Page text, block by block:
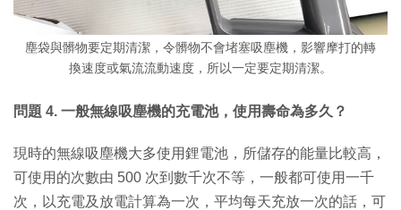
塵袋與髒物要定期清潔，令髒物不會堵塞吸塵機，影響摩打的轉
換速度或氣流流動速度，所以一定要定期清潔。
問題 4. 一般無線吸塵機的充電池，使用壽命為多久？
現時的無線吸塵機大多使用鋰電池，所儲存的能量比較高，
可使用的次數由 500 次到數千次不等，一般都可使用一千
次，以充電及放電計算為一次，平均每天充放一次的話，可